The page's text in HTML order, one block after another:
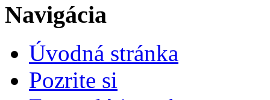
Navigácia
Úvodná stránka
Pozrite si